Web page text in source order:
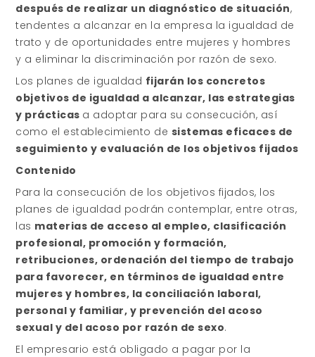
después de realizar un diagnóstico de situación,
tendentes a alcanzar en la empresa la igualdad de
trato y de oportunidades entre mujeres y hombres
y a eliminar la discriminación por razón de sexo.
Los planes de igualdad fijarán los concretos
objetivos de igualdad a alcanzar, las estrategias
y prácticas a adoptar para su consecución, así
como el establecimiento de sistemas eficaces de
seguimiento y evaluación de los objetivos fijados
Contenido
Para la consecución de los objetivos fijados, los
planes de igualdad podrán contemplar, entre otras,
las materias de acceso al empleo, clasificación
profesional, promoción y formación,
retribuciones, ordenación del tiempo de trabajo
para favorecer, en términos de igualdad entre
mujeres y hombres, la conciliación laboral,
personal y familiar, y prevención del acoso
sexual y del acoso por razón de sexo.
El empresario está obligado a pagar por la